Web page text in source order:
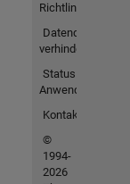
Richtlinien
Datendiebstahl
verhindern
Status von
Anwendungen
Kontakt
©
1994-
2026